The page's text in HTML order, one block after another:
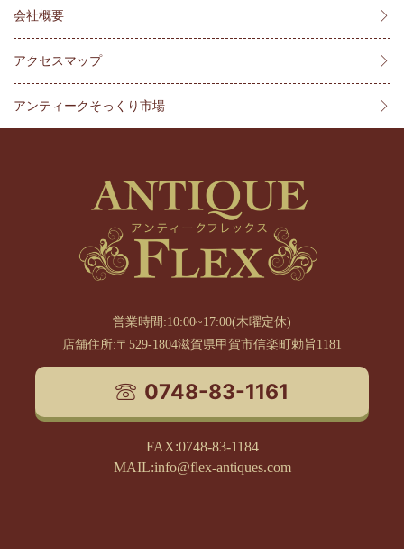
会社概要
アクセスマップ
アンティークそっくり市場
営業時間:10:00~17:00(木曜定休)
店舗住所:〒529-1804滋賀県甲賀市信楽町勅旨1181
0748-83-1161
FAX:0748-83-1184
MAIL:info@flex-antiques.com